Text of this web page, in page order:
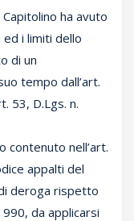
ha avuto
i limiti dello
di un
tempo dall’art.
53, D.Lgs. n.
contenuto nell’art.
appalti del
deroga rispetto
da applicarsi